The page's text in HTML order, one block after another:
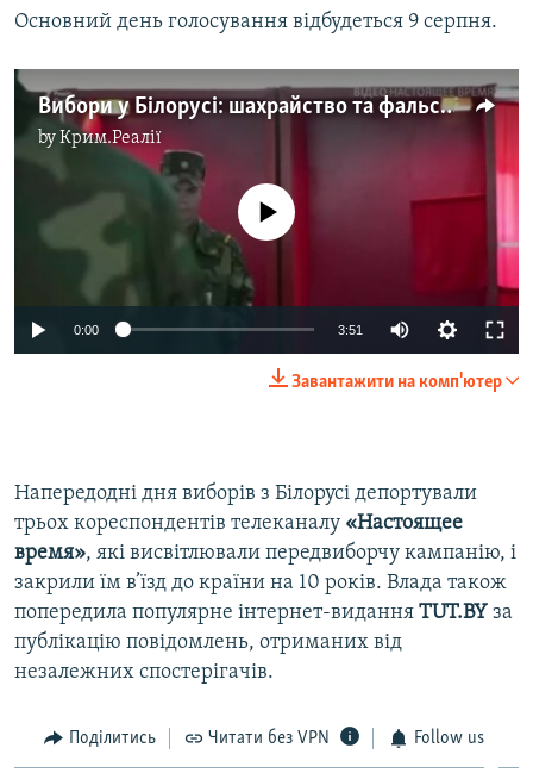
Основний день голосування відбудеться 9 серпня.
Вибори у Білорусі: шахрайство та фальсифікації на дільницях (відео)
byКрим.Реалії
720p 1080p
No media source currently available
0:00 3:51
720p
1080p
Завантажити на комп'ютер
Напередодні дня виборів з Білорусі депортували
трьох кореспондентів телеканалу «Настоящее
время», які висвітлювали передвиборчу кампанію, і
закрили їм в’їзд до країни на 10 років. Влада також
попередила популярне інтернет-видання TUT.BY за
публікацію повідомлень, отриманих від
незалежних спостерігачів.
Поділитись Читати без VPN Follow us